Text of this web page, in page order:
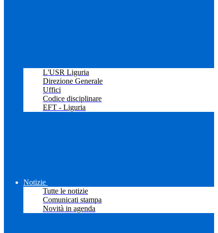
L'USR Liguria
Direzione Generale
Uffici
Codice disciplinare
EFT - Liguria
Notizie
Tutte le notizie
Comunicati stampa
Novità in agenda